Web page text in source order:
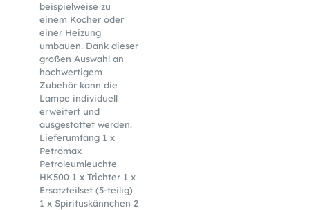
beispielweise zu
einem Kocher oder
einer Heizung
umbauen. Dank dieser
großen Auswahl an
hochwertigem
Zubehör kann die
Lampe individuell
erweitert und
ausgestattet werden.
Lieferumfang 1 x
Petromax
Petroleumleuchte
HK500 1 x Trichter 1 x
Ersatzteilset (5-teilig)
1 x Spirituskännchen 2